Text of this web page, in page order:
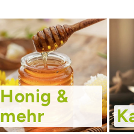
Honig &
mehr